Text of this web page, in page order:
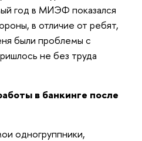
год в МИЭФ показался
в отличие от ребят,
были проблемы с
не без труда
в банкинге после
одногруппники,